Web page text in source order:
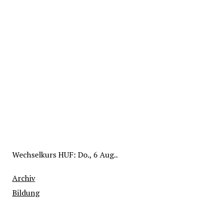
WechselkursHUF: Do., 6 Aug..
Archiv
Bildung